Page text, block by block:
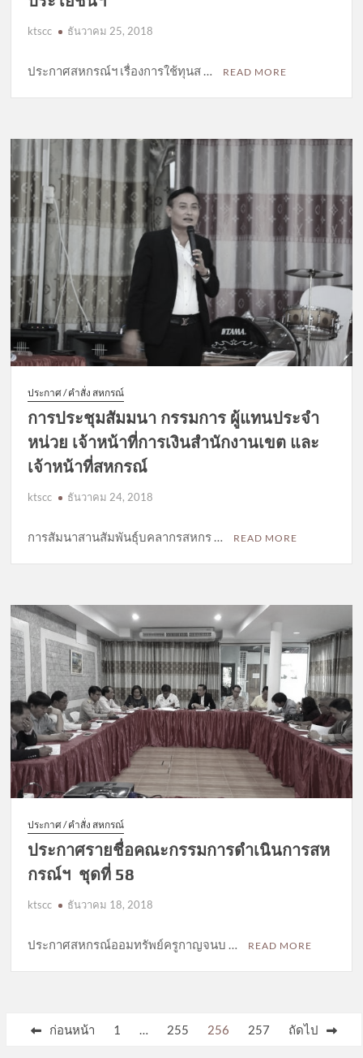
ktscc ธันวาคม 25, 2018
ประกาศสหกรณ์ฯ เรื่องการใช้ทุนส … READ MORE
ประกาศ / คำสั่ง สหกรณ์
การประชุมสัมมนา กรรมการ ผู้แทนประจำ
หน่วย เจ้าหน้าที่การเงินสำนักงานเขต และ
เจ้าหน้าที่สหกรณ์
ktscc ธันวาคม 24, 2018
การสัมนาสานสัมพันธ์ุบคลากรสหกร … READ MORE
ประกาศ / คำสั่ง สหกรณ์
ประกาศรายชื่อคณะกรรมการดำเนินการสห
กรณ์ฯ ชุดที่ 58
ktscc ธันวาคม 18, 2018
ประกาศสหกรณ์ออมทรัพย์ครูกาญจนบ … READ MORE
Postsก่อนหน้า 1 … 255 256 257 ถัดไป